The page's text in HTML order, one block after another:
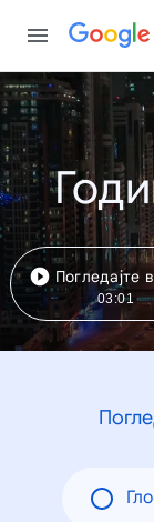
Погледајте
03:01